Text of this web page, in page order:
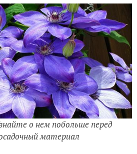
о нем побольше перед
материал